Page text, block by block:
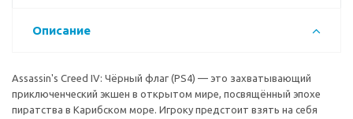
Описание
Assassin's Creed IV: Чёрный флаг (PS4) — это захватывающий
приключенческий экшен в открытом мире, посвящённый эпохе
пиратства в Карибском море. Игроку предстоит взять на себя